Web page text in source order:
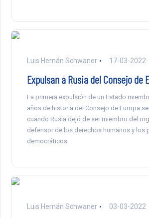
Luis Hernán Schwaner 17-03-2022
Expulsan a Rusia del Consejo de
La primera expulsión de un Estado
años de historia del Consejo de Europa
cuando Rusia dejó de ser miembro del
defensor de los derechos humanos y los
democráticos.
Luis Hernán Schwaner 03-03-2022